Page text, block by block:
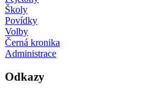
Školy
Povídky
Volby
Černá kronika
Administrace
Odkazy